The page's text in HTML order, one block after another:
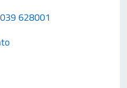
628001